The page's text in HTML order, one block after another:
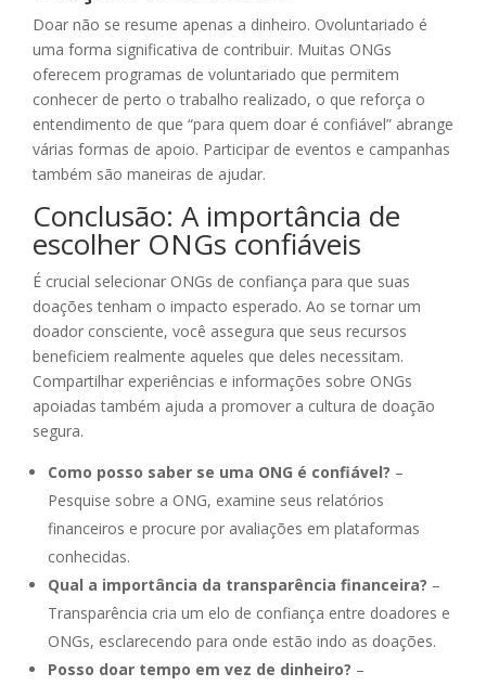
Doar não se resume apenas a dinheiro. Ovoluntariado é
uma forma significativa de contribuir. Muitas ONGs
oferecem programas de voluntariado que permitem
conhecer de perto o trabalho realizado, o que reforça o
entendimento de que “para quem doar é confiável” abrange
várias formas de apoio. Participar de eventos e campanhas
também são maneiras de ajudar.
Conclusão: A importância de
escolher ONGs confiáveis
É crucial selecionar ONGs de confiança para que suas
doações tenham o impacto esperado. Ao se tornar um
doador consciente, você assegura que seus recursos
beneficiem realmente aqueles que deles necessitam.
Compartilhar experiências e informações sobre ONGs
apoiadas também ajuda a promover a cultura de doação
segura.
Como posso saber se uma ONG é confiável? –
Pesquise sobre a ONG, examine seus relatórios
financeiros e procure por avaliações em plataformas
conhecidas.
Qual a importância da transparência financeira? –
Transparência cria um elo de confiança entre doadores e
ONGs, esclarecendo para onde estão indo as doações.
Posso doar tempo em vez de dinheiro? –